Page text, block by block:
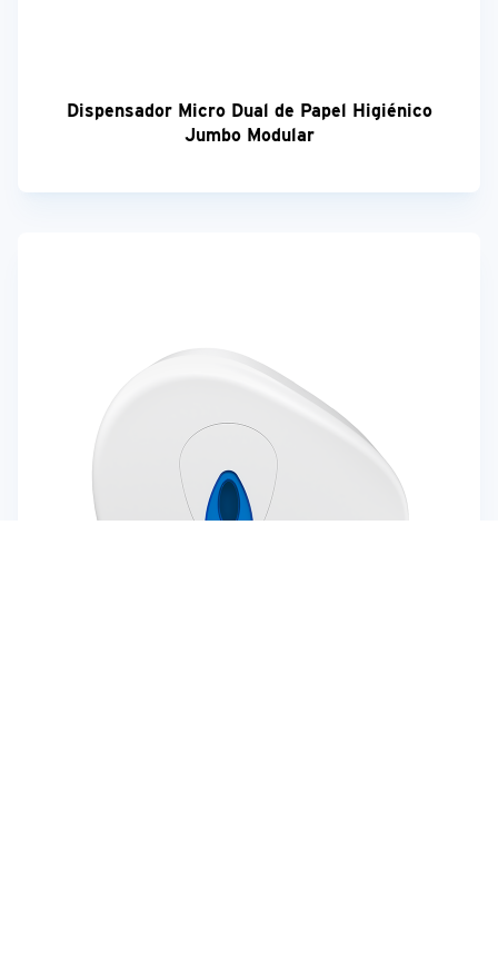
Dispensador Micro Dual de Papel Higiénico
Jumbo Modular